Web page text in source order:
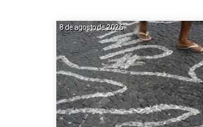
8 de agosto de 2026